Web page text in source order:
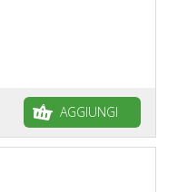
AGGIUNGI